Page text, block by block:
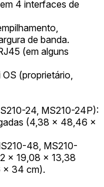
4 interfaces de
de banda.
(em alguns
OS (proprietário,
24, MS210-24P):
(4,38 x 48,46 x
48, MS210-
x 19,08 x 13,38
x 34 cm).